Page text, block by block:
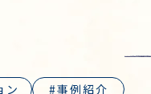
ン 事例紹介